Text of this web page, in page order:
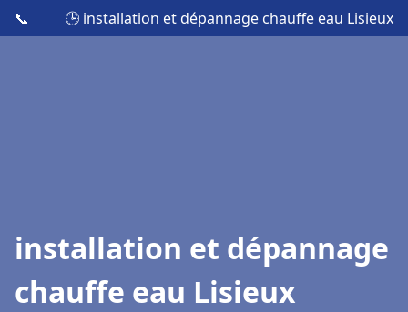
📞 🕒 installation et dépannage chauffe eau Lisieux
installation et dépannage
chauffe eau Lisieux